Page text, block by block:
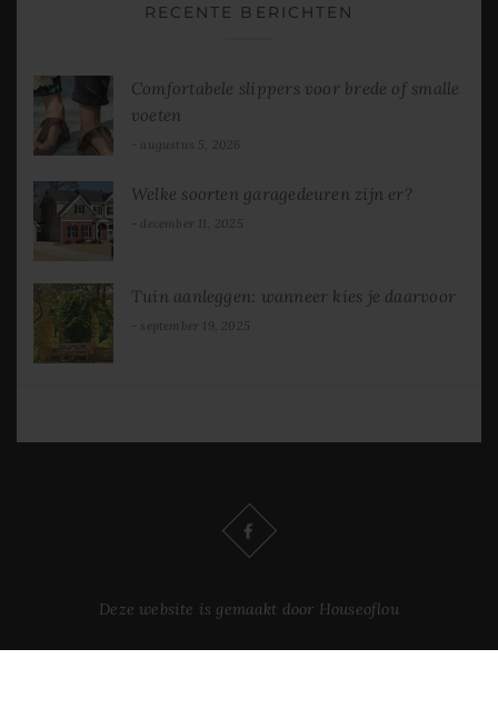
RECENTE BERICHTEN
Comfortabele slippers voor brede of smalle
voeten
augustus 5, 2026
Welke soorten garagedeuren zijn er?
december 11, 2025
Tuin aanleggen: wanneer kies je daarvoor
september 19, 2025
Deze website is gemaakt door Houseoflou